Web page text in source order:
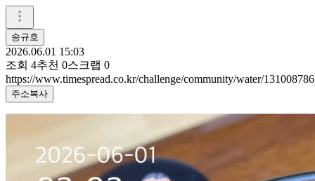
송규호
2026.06.01 15:03
조회 4추천 0스크랩 0
https://www.timespread.co.kr/challenge/community/water/131008786
주소복사